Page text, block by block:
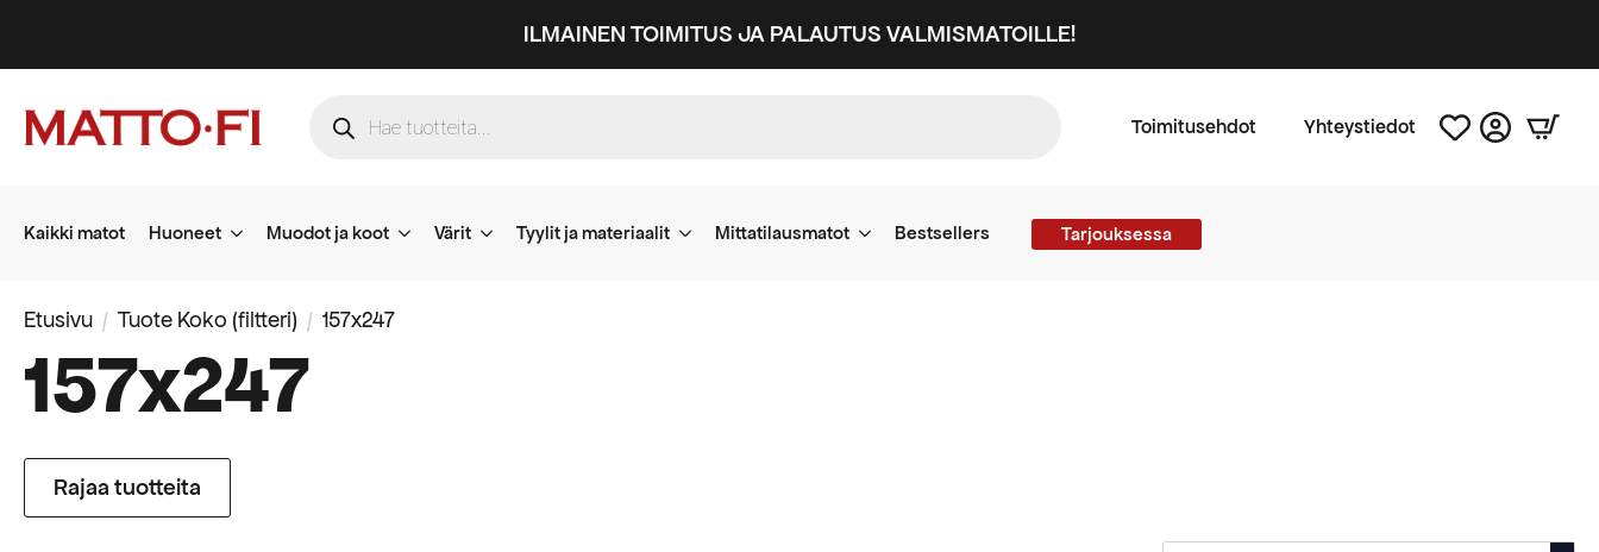
ILMAINEN TOIMITUS JA PALAUTUS VALMISMATOILLE!
search
Toimitusehdot Yhteystiedot
Kaikki matot Huoneet Muodot ja koot Värit Tyylit ja materiaalit Mittatilausmatot Bestsellers Tarjouksessa
Etusivu Tuote Koko (filtteri) 157x247
157x247
Rajaa tuotteita